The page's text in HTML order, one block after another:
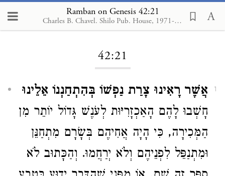
Ramban on Genesis 42:21
Charles B. Chavel. Shilo Pub. House, 1971-1976
Loading...
42:21
1
אֲשֶׁר רָאִינוּ צָרַת נַפְשׁוֹ בְּהִתְחַנְנוֹ אֵלֵינוּ
חָשְׁבוּ לָהֶם הָאַכְזָרִיּוּת לְעֹנֶשׁ גָּדוֹל יוֹתֵר מִן
הַמְּכִירָה, כִּי הָיָה אֲחִיהֶם בְּשָׂרָם מִתְחַנֵּן
וּמִתְנַפֵּל לִפְנֵיהֶם וְלֹא יְרַחֲמוּ. וְהַכָּתוּב לֹא